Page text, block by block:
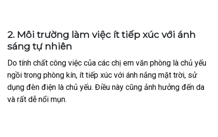
2. Môi trường làm việc ít tiếp xúc với ánh
sáng tự nhiên
Do tính chất công việc của các chị em văn phòng là chủ yếu
ngồi trong phòng kín, ít tiếp xúc với ánh nắng mặt trời, sử
dụng đèn điện là chủ yếu. Điều này cũng ảnh hưởng đến da
và rất dễ nổi mụn.